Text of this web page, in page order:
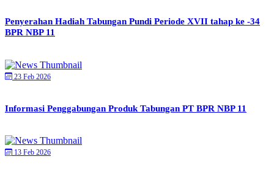
Penyerahan Hadiah Tabungan Pundi Periode XVII tahap ke -34
BPR NBP 11
23 Feb 2026
Informasi Penggabungan Produk Tabungan PT BPR NBP 11
13 Feb 2026